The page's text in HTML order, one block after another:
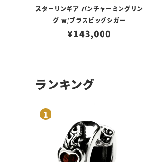
スターリンギア パンチャーミングリン
グ w/ブラスビッグシガー
¥143,000
ランキング